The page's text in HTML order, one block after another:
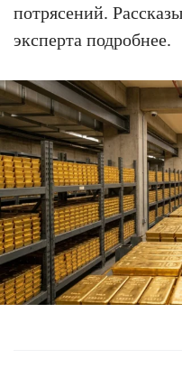
потрясений.
эксперта подробнее.